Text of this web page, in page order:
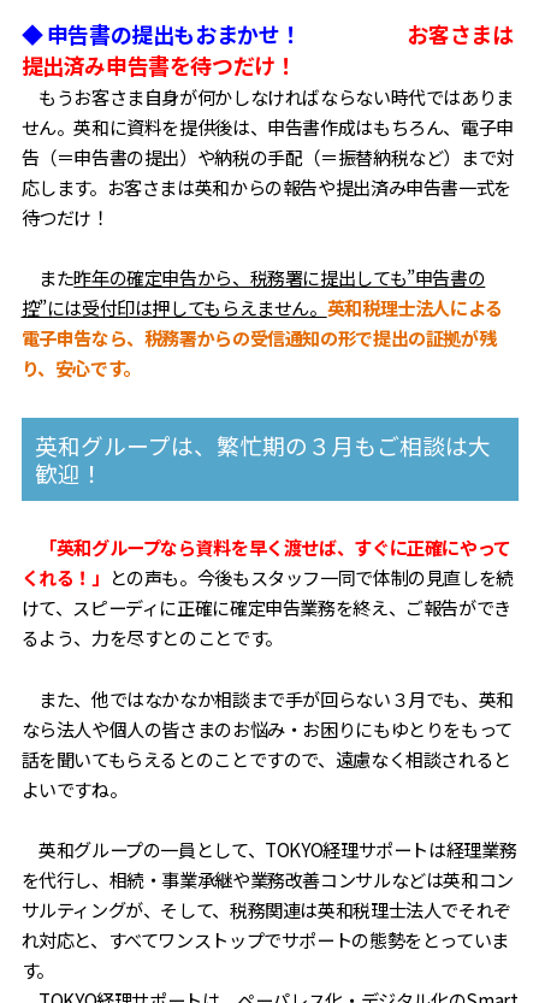
◆ 申告書の提出もおまかせ！
お客さまは
提出済み申告書を待つだけ！
もうお客さま自身が何かしなければならない時代ではありま
せん。英和に資料を提供後は、申告書作成はもちろん、電子申
告（＝申告書の提出）や納税の手配（＝振替納税など）まで対
応します。お客さまは英和からの報告や提出済み申告書一式を
待つだけ！
また昨年の確定申告から、税務署に提出しても”申告書の
控”には受付印は押してもらえません。 英和税理士法人による
電子申告なら、税務署からの受信通知の形で提出の証拠が残
り、安心です。
英和グループは、繁忙期の３月もご相談は大
歓迎！
「英和グループなら資料を早く渡せば、すぐに正確にやって
くれる！」 との声も。今後もスタッフ一同で体制の見直しを続
けて、スピーディに正確に確定申告業務を終え、ご報告ができ
るよう、力を尽すとのことです。
また、他ではなかなか相談まで手が回らない３月でも、英和
なら法人や個人の皆さまのお悩み・お困りにもゆとりをもって
話を聞いてもらえるとのことですので、遠慮なく相談されると
よいですね。
英和グループの一員として、TOKYO経理サポートは経理業務
を代行し、相続・事業承継や業務改善コンサルなどは英和コン
サルティングが、そして、税務関連は英和税理士法人でそれぞ
れ対応と、すべてワンストップでサポートの態勢をとっていま
す。